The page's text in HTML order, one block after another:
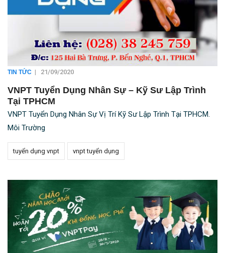
TIN TỨC | 21/09/2020
VNPT Tuyển Dụng Nhân Sự – Kỹ Sư Lập Trình
Tại TPHCM
VNPT Tuyển Dụng Nhân Sự Vị Trí Kỹ Sư Lập Trình Tại TPHCM.
Môi Trường
tuyển dụng vnpt vnpt tuyển dụng